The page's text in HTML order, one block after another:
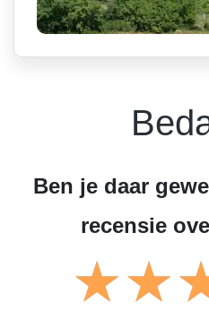
Ben je daar
recensie